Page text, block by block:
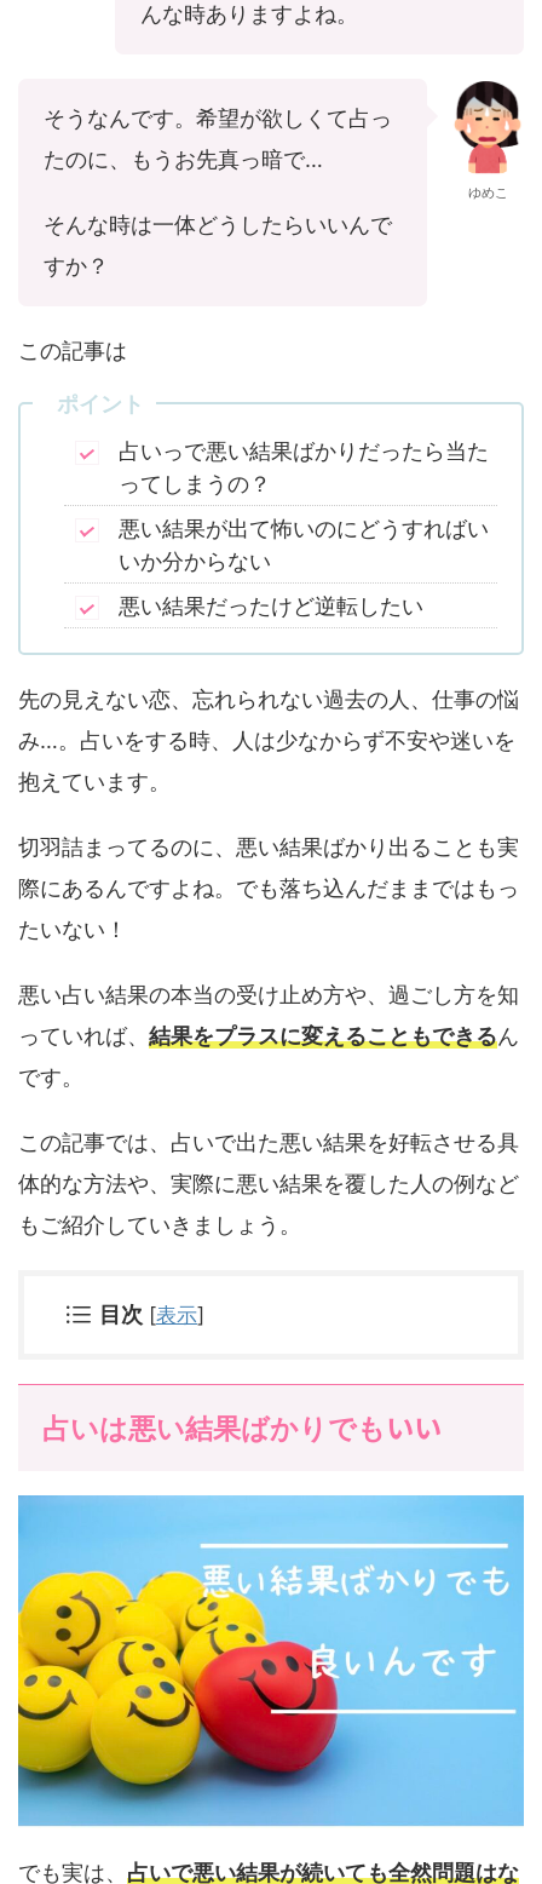
んな時ありますよね。
そうなんです。希望が欲しくて占っ
たのに、もうお先真っ暗で…
そんな時は一体どうしたらいいんで
すか？
ゆめこ
この記事は
ポイント
占いっで悪い結果ばかりだったら当た
ってしまうの？
悪い結果が出て怖いのにどうすればい
いか分からない
悪い結果だったけど逆転したい
先の見えない恋、忘れられない過去の人、仕事の悩
み…。占いをする時、人は少なからず不安や迷いを
抱えています。
切羽詰まってるのに、悪い結果ばかり出ることも実
際にあるんですよね。でも落ち込んだままではもっ
たいない！
悪い占い結果の本当の受け止め方や、過ごし方を知
っていれば、 結果をプラスに変えることもできるん
です。
この記事では、占いで出た悪い結果を好転させる具
体的な方法や、実際に悪い結果を覆した人の例など
もご紹介していきましょう。
目次 [表示]
占いは悪い結果ばかりでもいい
でも実は、 占いで悪い結果が続いても全然問題はな